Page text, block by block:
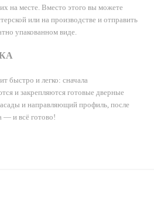
на месте. Вместо этого вы можете
или на производстве и отправить
упакованном виде.
быстро и легко: сначала
и закрепляются готовые дверные
и направляющий профиль, после
— и всё готово!